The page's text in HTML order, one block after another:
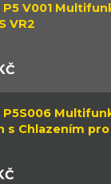
P5 V001
VR2
P5S006
s Chlazením